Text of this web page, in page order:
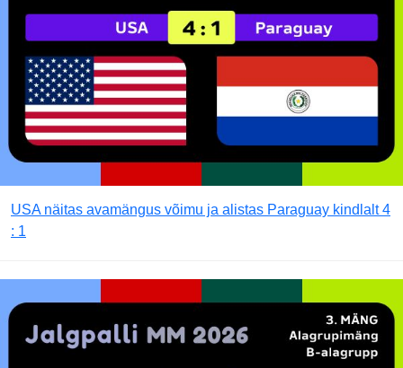
USA näitas avamängus võimu ja alistas Paraguay kindlalt 4
: 1